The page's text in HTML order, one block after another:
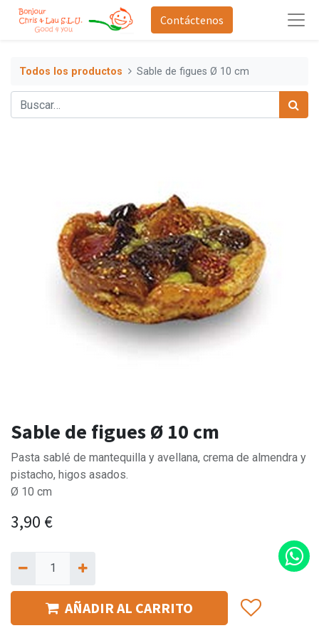
Contáctenos
Todos los productos Sable de figues Ø 10 cm
Sable de figues Ø 10 cm
Pasta sablé de mantequilla y avellana, crema de almendra y
pistacho, higos asados.
Ø 10 cm
3,90 €
AÑADIR AL CARRITO